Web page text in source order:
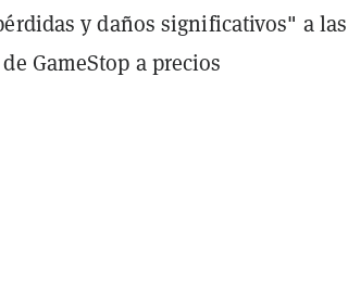
y daños significativos" a las
GameStop a precios